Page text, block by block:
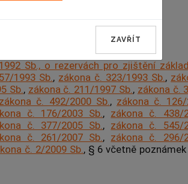
Sb., o rezervách pro zjištění
1993 Sb., zákona č. 323/1993 Sb.,
Sb., zákona č. 211/1997 Sb., zákona č.
zákona č. 492/2000 Sb., zákona č.
č. 176/2003 Sb., zákona č. 438/
č. 377/2005 Sb., zákona č. 545/
č. 261/2007 Sb., zákona č. 296/
č. 2/2009 Sb., § 6 včetně
ZAVŘÍT